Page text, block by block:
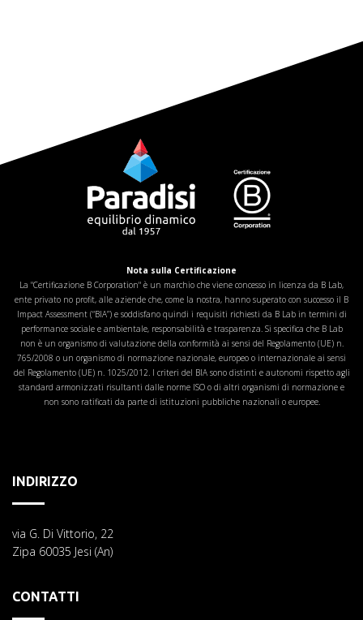
Nota sulla Certificazione
La "Certificazione B Corporation" è un marchio che viene concesso in licenza da B Lab,
ente privato no profit, alle aziende che, come la nostra, hanno superato con successo il B
Impact Assessment (“BIA”) e soddisfano quindi i requisiti richiesti da B Lab in termini di
performance sociale e ambientale, responsabilità e trasparenza. Si specifica che B Lab
non è un organismo di valutazione della conformità ai sensi del Regolamento (UE) n.
765/2008 o un organismo di normazione nazionale, europeo o internazionale ai sensi
del Regolamento (UE) n. 1025/2012. I criteri del BIA sono distinti e autonomi rispetto agli
standard armonizzati risultanti dalle norme ISO o di altri organismi di normazione e
non sono ratificati da parte di istituzioni pubbliche nazionali o europee.
INDIRIZZO
via G. Di Vittorio, 22
Zipa 60035 Jesi (An)
CONTATTI